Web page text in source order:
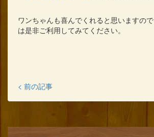
ワンちゃんも喜んでくれると思いますの
は是非ご利用してみてください。
< 前の記事